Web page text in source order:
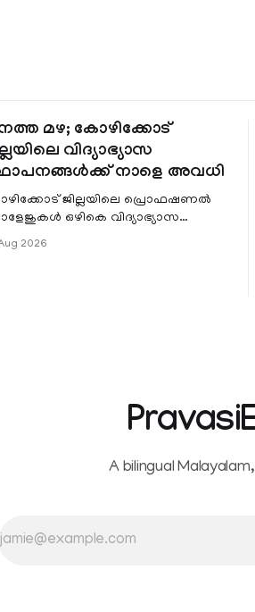
മഴ; കോഴിക്കോട്
വിദ്യാഭ്യാസ
നാളെ അവധി
ജില്ലയിലെ പ്രൊഫഷണൽ
ഒഴികെ വിദ്യാഭ്യാസ
നാളെ അവധി.
മലയോര- തീരദേശ
2026
A bilingual